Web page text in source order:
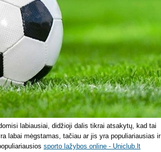
labiausiai, didžioji dalis tikrai atsakytų, kad tai
labai mėgstamas, tačiau ar jis yra populiariausias ir
sporto lažybos online - Uniclub.lt